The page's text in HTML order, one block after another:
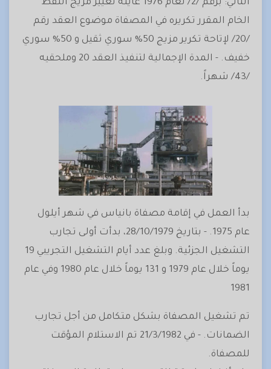
الثاني: برقم /2/ لعام 1976 غايته تغيير مزيج النفط
الخام المقرر تكريره في المصفاة موضوع العقد رقم
/20/ لإتاحة تكرير مزيج 50% سوري ثقيل و 50% سوري
خفيف. - المدة الإجمالية لتنفيذ العقد 20 وملحقيه
/43/ شهراً.
بدأ العمل في إقامة مصفاة بانياس في شهر أيلول
عام 1975. - بتاريخ 28/10/1979، بدأت أولى تجارب
التشغيل الجزئية. وبلغ عدد أيام التشغيل التجريبي 19
يوماً خلال عام 1979 و 131 يوماً خلال عام 1980 وفي عام
1981
تم تشغيل المصفاة بشكل متكامل من أجل تجارب
الضمانات. - في 21/3/1982 تم الاستلام المؤقت
للمصفاة.